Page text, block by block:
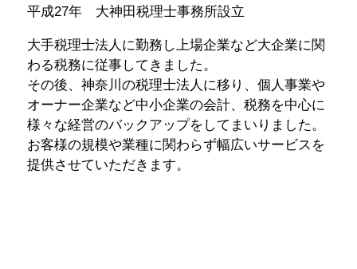
平成27年 大神田税理士事務所設立
大手税理士法人に勤務し上場企業など大企業に関
わる税務に従事してきました。
その後、神奈川の税理士法人に移り、個人事業や
オーナー企業など中小企業の会計、税務を中心に
様々な経営のバックアップをしてまいりました。
お客様の規模や業種に関わらず幅広いサービスを
提供させていただきます。